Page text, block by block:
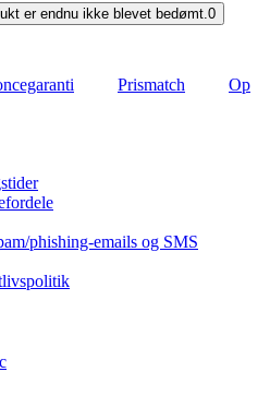
er endnu ikke blevet bedømt.0
Prismatch
Op
phishing-emails og SMS